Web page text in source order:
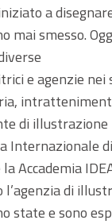
a
mai smesso.
e agenzie
di illustrazione
Internazionale
Accademia
di
state e sono